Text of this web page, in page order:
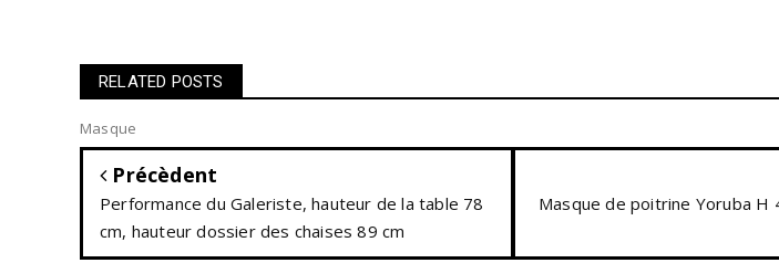
RELATED POSTS
Masque
Précèdent
Performance du Galeriste, hauteur de la table 78
cm, hauteur dossier des chaises 89 cm
Masque de poitrine Yoruba H